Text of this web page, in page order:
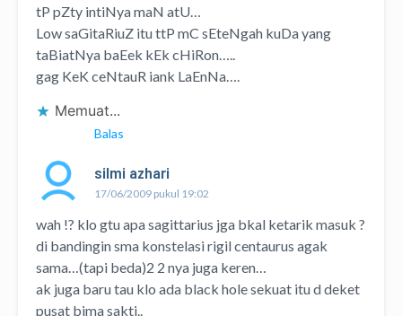
tP pZty intiNya maN atU…
Low saGitaRiuZ itu ttP mC sEteNgah kuDa yang
taBiatNya baEek kEk cHiRon…..
gag KeK ceNtauR iank LaEnNa….
Memuat...
Balas
silmi azhari
17/06/2009 pukul 19:02
wah !? klo gtu apa sagittarius jga bkal ketarik masuk ?
di bandingin sma konstelasi rigil centaurus agak
sama…(tapi beda)2 2 nya juga keren…
ak juga baru tau klo ada black hole sekuat itu d deket
pusat bima sakti..